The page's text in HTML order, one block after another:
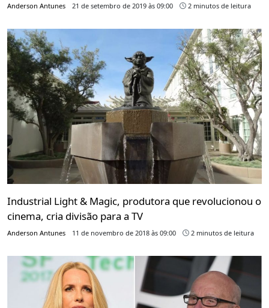
Anderson Antunes 21 de setembro de 2019 às 09:00 2 minutos de leitura
Industrial Light & Magic, produtora que revolucionou o
cinema, cria divisão para a TV
Anderson Antunes 11 de novembro de 2018 às 09:00 2 minutos de leitura